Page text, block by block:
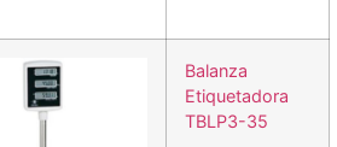
Balanza
Etiquetadora
TBLP3-35